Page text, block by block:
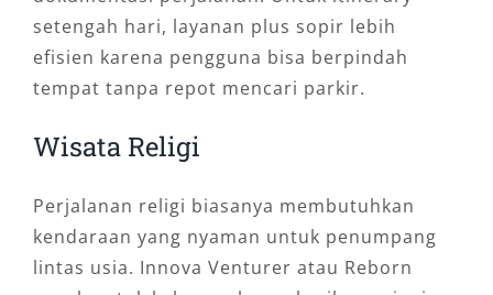
setengah hari, layanan plus sopir lebih
efisien karena pengguna bisa berpindah
tempat tanpa repot mencari parkir.
Wisata Religi
Perjalanan religi biasanya membutuhkan
kendaraan yang nyaman untuk penumpang
lintas usia. Innova Venturer atau Reborn